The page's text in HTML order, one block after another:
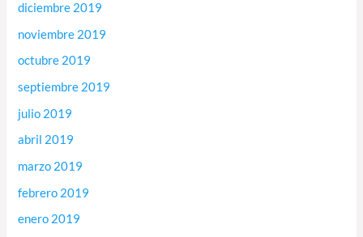
diciembre 2019
noviembre 2019
octubre 2019
septiembre 2019
julio 2019
abril 2019
marzo 2019
febrero 2019
enero 2019